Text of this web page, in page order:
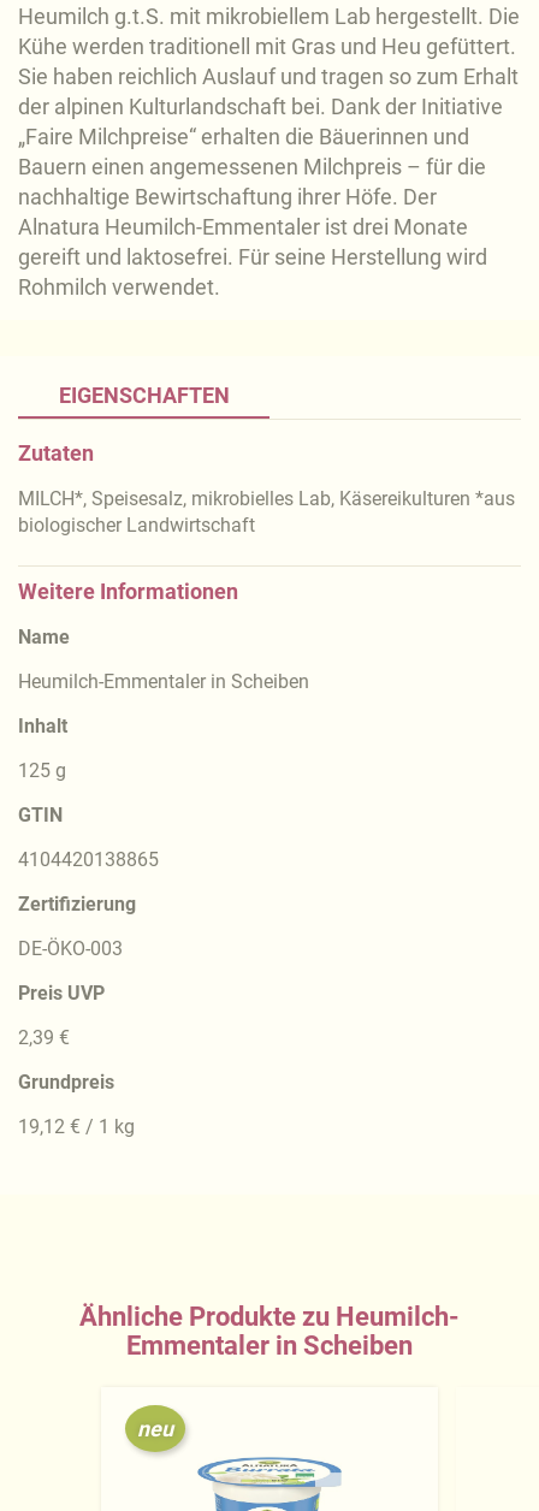
Heumilch g.t.S. mit mikrobiellem Lab hergestellt. Die
Kühe werden traditionell mit Gras und Heu gefüttert.
Sie haben reichlich Auslauf und tragen so zum Erhalt
der alpinen Kulturlandschaft bei. Dank der Initiative
„Faire Milchpreise“ erhalten die Bäuerinnen und
Bauern einen angemessenen Milchpreis – für die
nachhaltige Bewirtschaftung ihrer Höfe. Der
Alnatura Heumilch-Emmentaler ist drei Monate
gereift und laktosefrei. Für seine Herstellung wird
Rohmilch verwendet.
EIGENSCHAFTEN
Zutaten
MILCH*, Speisesalz, mikrobielles Lab, Käsereikulturen *aus
biologischer Landwirtschaft
Weitere Informationen
Name
Heumilch-Emmentaler in Scheiben
Inhalt
125 g
GTIN
4104420138865
Zertifizierung
DE-ÖKO-003
Preis UVP
2,39 €
Grundpreis
19,12 € / 1 kg
Ähnliche Produkte zu Heumilch-
Emmentaler in Scheiben
neu